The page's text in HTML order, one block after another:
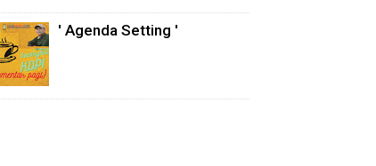
' Agenda Setting '